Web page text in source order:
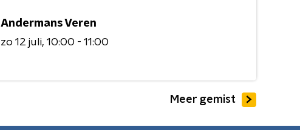
Andermans Veren
zo 12 juli 10:00 - 11:00
Meer gemist